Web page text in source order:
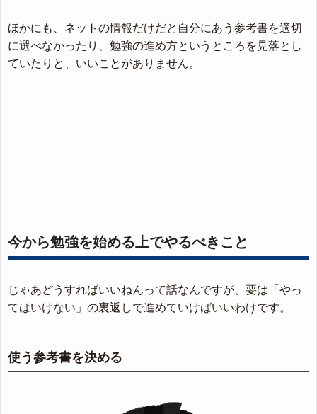
ほかにも、ネットの情報だけだと自分にあう参考書を適切
に選べなかったり、勉強の進め方というところを見落とし
ていたりと、いいことがありません。
今から勉強を始める上でやるべきこと
じゃあどうすればいいねんって話なんですが、要は「やっ
てはいけない」の裏返しで進めていけばいいわけです。
使う参考書を決める